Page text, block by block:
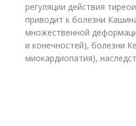
регуляции действия
приводит к болезни
множественной
и конечностей), болезни
миокардиопатия),